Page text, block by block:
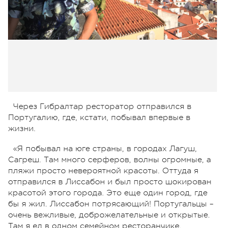
Через Гибралтар ресторатор отправился в
Португалию, где, кстати, побывал впервые в
жизни.
«Я побывал на юге страны, в городах Лагуш,
Сагреш. Там много серферов, волны огромные, а
пляжи просто невероятной красоты. Оттуда я
отправился в Лиссабон и был просто шокирован
красотой этого города. Это еще один город, где
бы я жил. Лиссабон потрясающий! Португальцы –
очень вежливые, доброжелательные и открытые.
Там я ел в одном семейном ресторанчике,